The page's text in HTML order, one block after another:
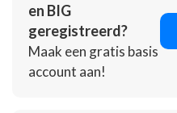
en BIG
geregistreerd?
Maak een gratis basis
account aan!